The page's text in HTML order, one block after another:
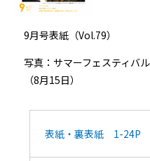
9月号表紙（Vol.79）
写真：サマーフェスティバ
（8月15日）
表紙・裏表紙 1-24P